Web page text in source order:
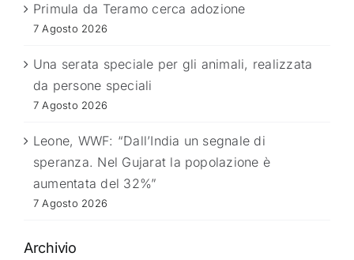
Primula da Teramo cerca adozione
7 Agosto 2026
Una serata speciale per gli animali, realizzata
da persone speciali
7 Agosto 2026
Leone, WWF: “Dall’India un segnale di
speranza. Nel Gujarat la popolazione è
aumentata del 32%”
7 Agosto 2026
Archivio